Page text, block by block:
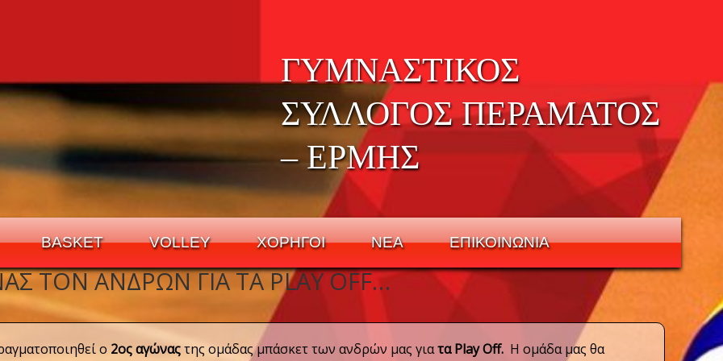
ΓΥΜΝΑΣΤΙΚΟΣ
ΣΥΛΛΟΓΟΣ ΠΕΡΑΜΑΤΟΣ
– ΕΡΜΗΣ
BASKET VOLLEY ΧΟΡΗΓΟΙ ΝΕΑ ΕΠΙΚΟΙΝΩΝΙΑ
ΤΟΝ ΑΝΔΡΏΝ ΓΙΑ ΤΑ PLAY OFF…
ο 2ος αγώναςτης ομάδας μπάσκετ των ανδρών μας γιατα Play Off. Η ομάδα μας θα